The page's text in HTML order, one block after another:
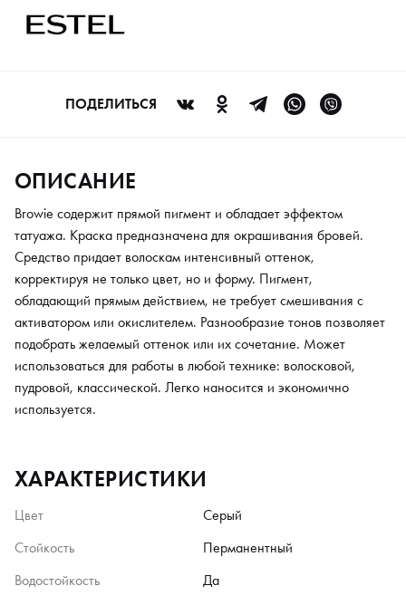
Разнообразие тонов позволяет подобрать желаемый оттенок
или их сочетание. Может использоваться для работы в любой
ПОДЕЛИТЬСЯ
ОПИСАНИЕ
Browie содержит прямой пигмент и обладает эффектом
татуажа. Краска предназначена для окрашивания бровей.
Средство придает волоскам интенсивный оттенок,
корректируя не только цвет, но и форму. Пигмент,
обладающий прямым действием, не требует смешивания с
активатором или окислителем. Разнообразие тонов позволяет
подобрать желаемый оттенок или их сочетание. Может
использоваться для работы в любой технике: волосковой,
пудровой, классической. Легко наносится и экономично
используется.
ХАРАКТЕРИСТИКИ
Цвет
Серый
Стойкость
Перманентный
Водостойкость
Да